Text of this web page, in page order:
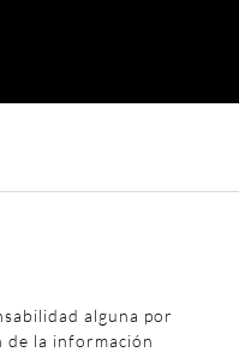
alguna por
de la información